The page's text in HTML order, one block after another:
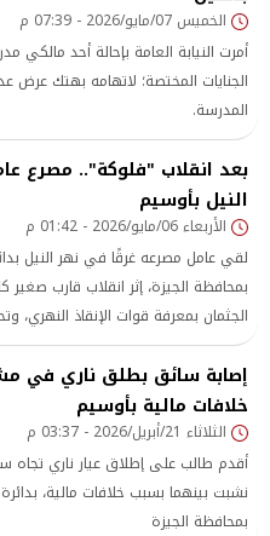
الخميس 07/مايو/2026 - 07:39 م
أمرت النيابة العامة بإحالة أحد
الجنايات المختصة؛ لاتهامه بهتك عرض
المدرسة.
بعد انقلاب "فلوكة".. مصرع
النيل بأوسيم
الأربعاء 06/مايو/2026 - 01:42 م
لقي عامل مصرعه غرقًا في نهر النيل
بمحافظة الجيزة، إثر انقلاب قارب صغير
الجثمان بمعرفة قوات الإنقاذ النهري،
إصابة سائق بطلق ناري في
خلافات مالية بأوسيم
الثلاثاء 21/أبريل/2026 - 03:37 م
أقدم طالب على إطلاق عيار ناري تجاه
نشبت بينهما بسبب خلافات مالية،
بمحافظة الجيزة